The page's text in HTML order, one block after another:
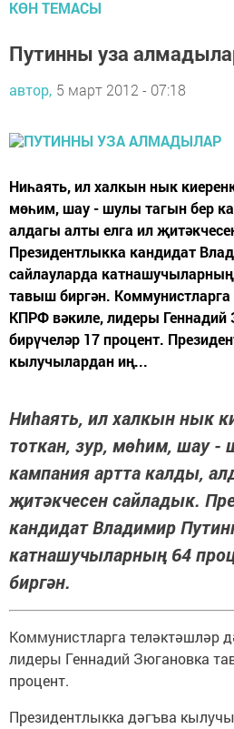
КӨН ТЕМАСЫ
Путинны уза
автор, 5 март 2012 - 07:18
Ниһаять, ил халкын нык
мөһим, шау - шулы тагын бер
алдагы алты елга ил
Президентлыкка кандидат
сайлауларда
тавыш биргән. Коммунистларга
КПРФ вәкиле, лидеры
бирүчеләр 17 процент.
кылучылардан иң...
Ниһаять, ил халкын нык
тоткан, зур, мөһим, шау -
кампания артта калды,
җитәкчесен сайладык.
кандидат Владимир
катнашучыларның 64
биргән.
Коммунистларга теләктәшләр
лидеры Геннадий Зюгановка
процент.
Президентлыкка дәгъва